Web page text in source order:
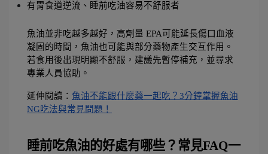
有胃食道逆流、睡前吃油容易不舒服者
魚油並非吃越多越好，高劑量 EPA可能延長傷口血液
凝固的時間，魚油也可能與部分藥物產生交互作用。
若食用後出現明顯不舒服，建議先暫停補充，並尋求
專業人員協助。
延伸閱讀： 魚油不能跟什麼藥一起吃？3分鐘掌握魚油
NG吃法與常見問題！
睡前吃魚油的好處有哪些？常見FAQ一